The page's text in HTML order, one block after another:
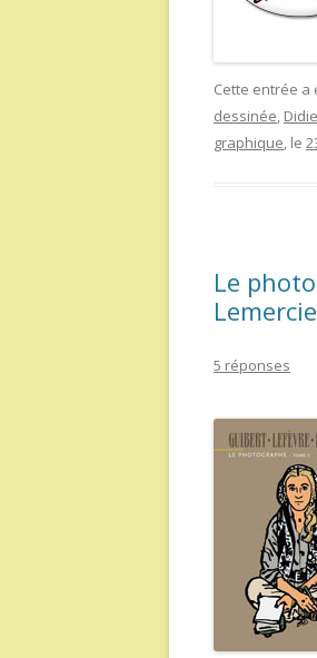
Cette entrée a
dessinée,
graphique, le
Le
5 réponses